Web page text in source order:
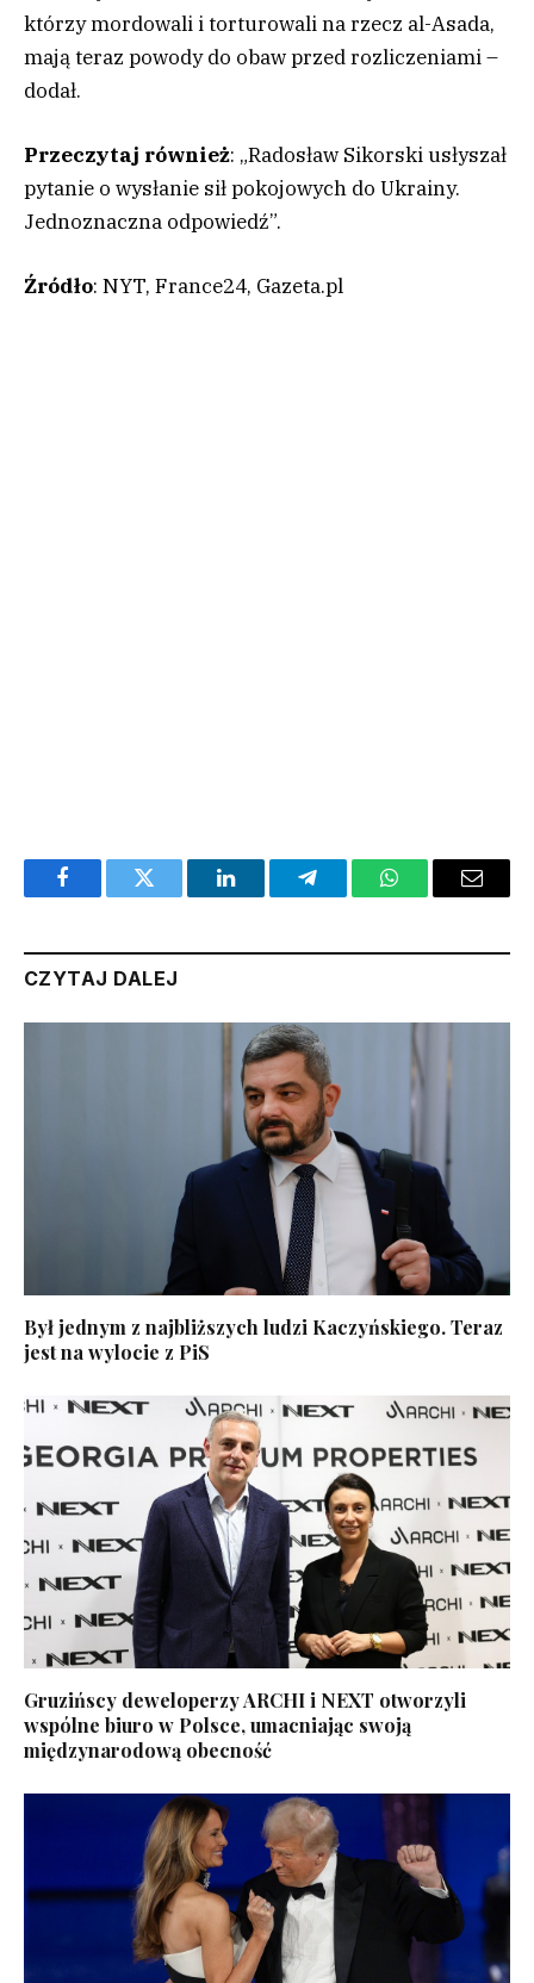
którzy mordowali i torturowali na rzecz al-Asada,
mają teraz powody do obaw przed rozliczeniami –
dodał.
Przeczytaj również: „Radosław Sikorski usłyszał
pytanie o wysłanie sił pokojowych do Ukrainy.
Jednoznaczna odpowiedź”.
Źródło: NYT, France24, Gazeta.pl
FacebookTwitter LinkedInTelegramWhatsAppEmail
CZYTAJ DALEJ
Był jednym z najbliższych ludzi Kaczyńskiego. Teraz
jest na wylocie z PiS
Gruzińscy deweloperzy ARCHI i NEXT otworzyli
wspólne biuro w Polsce, umacniając swoją
międzynarodową obecność